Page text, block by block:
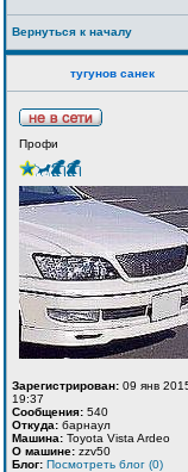
Вернуться к началу
тугунов санек
Профи
Зарегистрирован: 09 янв
19:37
Сообщения: 540
Откуда: барнаул
Машина: Toyota Vista Ardeo
О машине: zzv50
Блог: Посмотреть блог (0)